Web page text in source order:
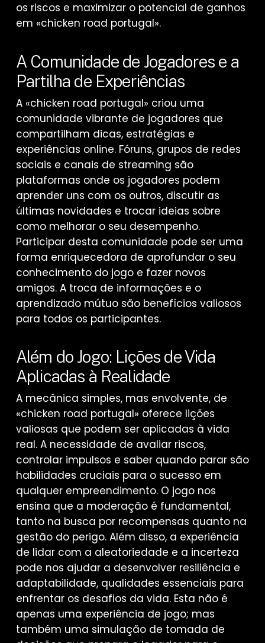
os riscos e maximizar o potencial de ganhos
em «chicken road portugal».
A Comunidade de Jogadores e a
Partilha de Experiências
A «chicken road portugal» criou uma
comunidade vibrante de jogadores que
compartilham dicas, estratégias e
experiências online. Fóruns, grupos de redes
sociais e canais de streaming são
plataformas onde os jogadores podem
aprender uns com os outros, discutir as
últimas novidades e trocar ideias sobre
como melhorar o seu desempenho.
Participar desta comunidade pode ser uma
forma enriquecedora de aprofundar o seu
conhecimento do jogo e fazer novos
amigos. A troca de informações e o
aprendizado mútuo são benefícios valiosos
para todos os participantes.
Além do Jogo: Lições de Vida
Aplicadas à Realidade
A mecânica simples, mas envolvente, de
«chicken road portugal» oferece lições
valiosas que podem ser aplicadas à vida
real. A necessidade de avaliar riscos,
controlar impulsos e saber quando parar são
habilidades cruciais para o sucesso em
qualquer empreendimento. O jogo nos
ensina que a moderação é fundamental,
tanto na busca por recompensas quanto na
gestão do perigo. Além disso, a experiência
de lidar com a aleatoriedade e a incerteza
pode nos ajudar a desenvolver resiliência e
adaptabilidade, qualidades essenciais para
enfrentar os desafios da vida. Esta não é
apenas uma experiência de jogo; mas
também uma simulação de tomada de